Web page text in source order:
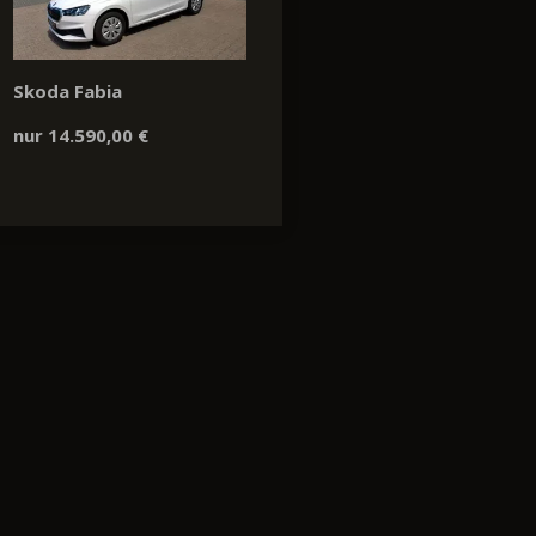
Skoda Fabia
nur 14.590,00 €